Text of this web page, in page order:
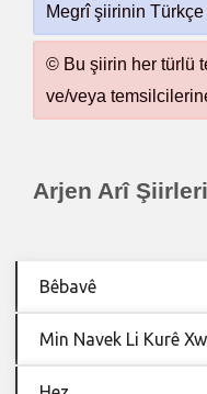
Megrî şiirinin
© Bu şiirin her türlü
ve/veya
Arjen Arî Şiirleri
Bêbavê
Min Navek Li Kurê